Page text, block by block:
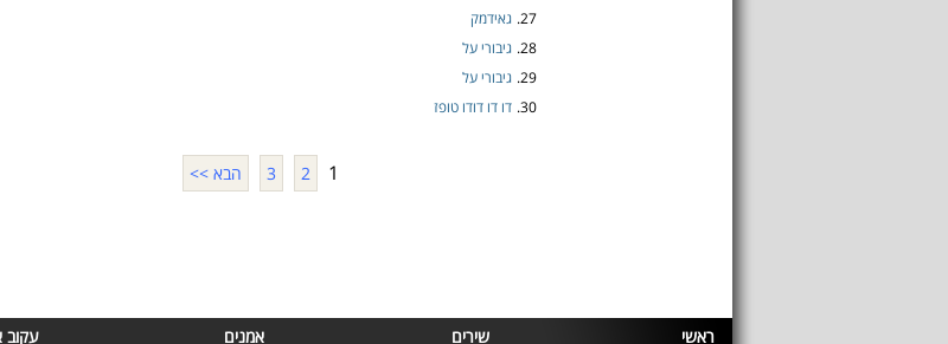
27. גאידמק
28. גיבורי על
29. גיבורי על
30. דו דו דודו טופז
1
2
3 הבא >>
ראשי שירים אמנים עקוב